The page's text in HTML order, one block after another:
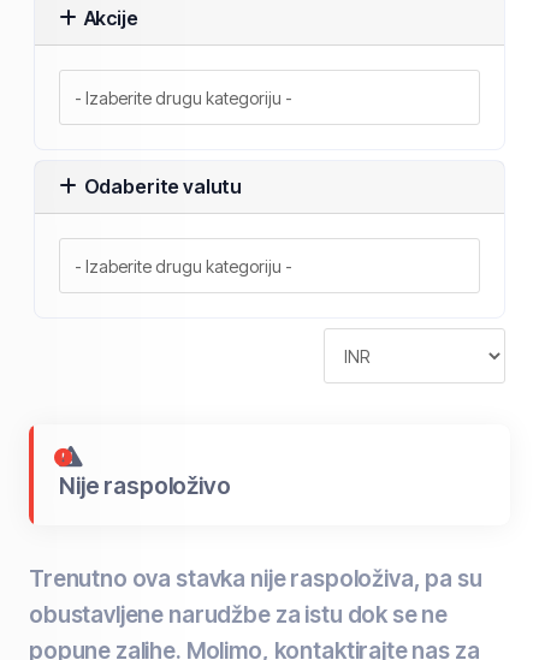
Akcije
Odaberite valutu
Nije raspoloživo
Trenutno ova stavka nije raspoloživa, pa su
obustavljene narudžbe za istu dok se ne
popune zalihe. Molimo, kontaktirajte nas za